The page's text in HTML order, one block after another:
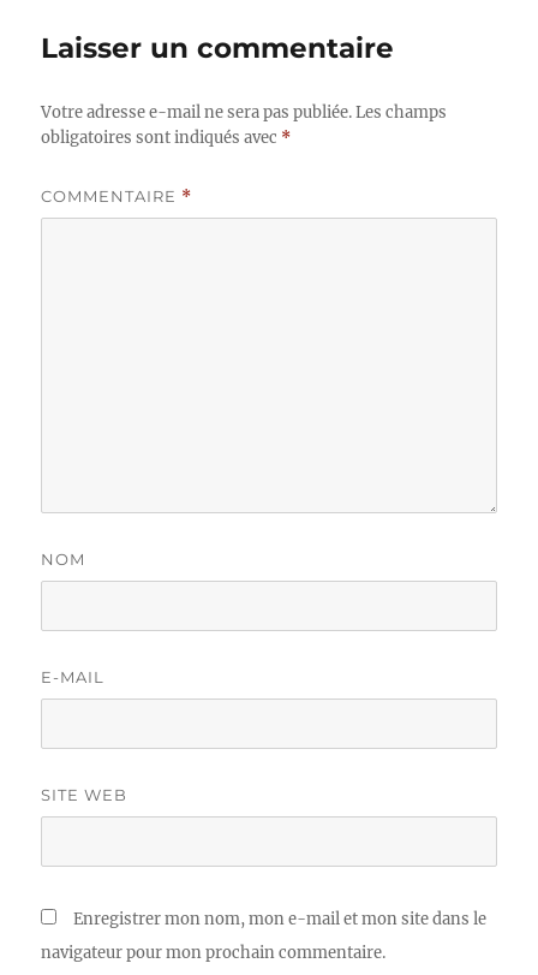
Laisser un commentaire
Votre adresse e-mail ne sera pas publiée. Les champs
obligatoires sont indiqués avec *
COMMENTAIRE *
NOM
E-MAIL
SITE WEB
Enregistrer mon nom, mon e-mail et mon site dans le
navigateur pour mon prochain commentaire.